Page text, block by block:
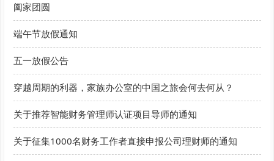
阖家团圆
端午节放假通知
五一放假公告
穿越周期的利器，家族办公室的中国之旅会何去何从？
关于推荐智能财务管理师认证项目导师的通知
关于征集1000名财务工作者直接申报公司理财师的通知